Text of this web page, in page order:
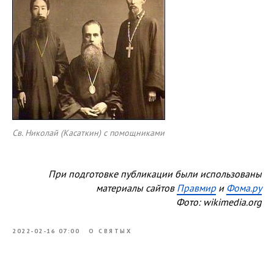
Св. Николай (Касаткин) с помощниками
При подготовке публикации были использованы
материалы сайтов Правмири Фома.ру
Фото: wikimedia.org
2022-02-16 07:00 О СВЯТЫХ